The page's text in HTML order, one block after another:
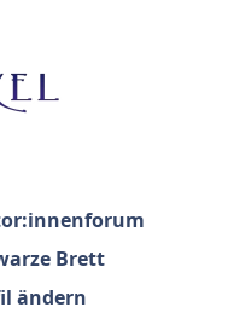
Brett
ändern